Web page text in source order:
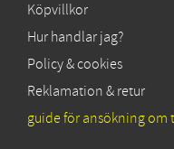
Köpvillkor
Hur handlar jag?
Policy & cookies
Reklamation & retur
guide för ansökning